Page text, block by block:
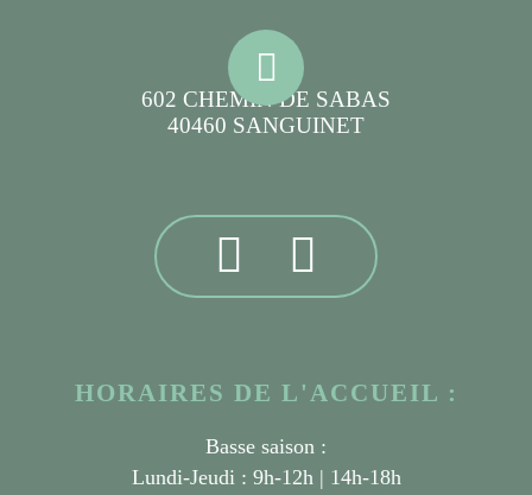
602 CHEMIN DE SABAS
40460 SANGUINET
HORAIRES DE L'ACCUEIL :
Basse saison :
Lundi-Jeudi : 9h-12h | 14h-18h